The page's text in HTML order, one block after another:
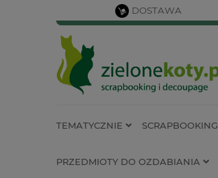
DOSTAWA
TEMATYCZNIE SCRAPBOOKING
PRZEDMIOTY DO OZDABIANIA